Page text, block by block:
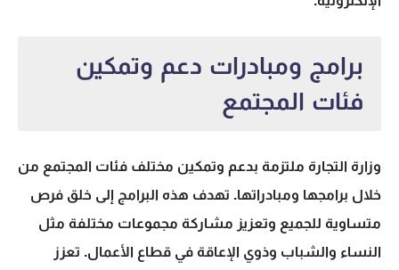
برامج ومبادرات دعم وتمكين
فئات المجتمع
وزارة التجارة ملتزمة بدعم وتمكين مختلف فئات المجتمع من
خلال برامجها ومبادراتها. تهدف هذه البرامج إلى خلق فرص
متساوية للجميع وتعزيز مشاركة مجموعات مختلفة مثل
النساء والشباب وذوي الإعاقة في قطاع الأعمال. تعزز